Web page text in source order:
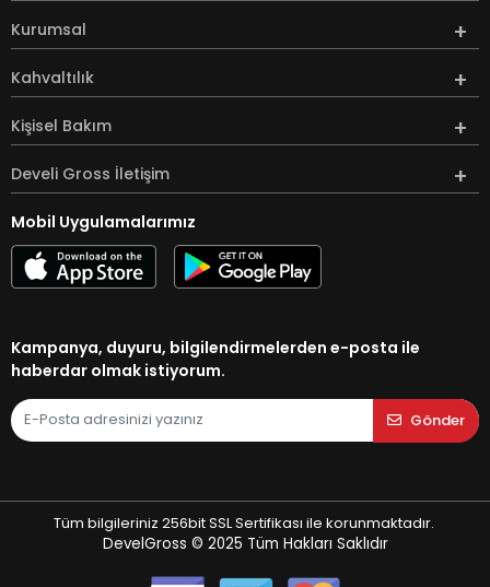
Kurumsal
Kahvaltılık
Kişisel Bakım
Develi Gross İletişim
Mobil Uygulamalarımız
Kampanya, duyuru, bilgilendirmelerden e-posta ile
haberdar olmak istiyorum.
Gönder
Tüm bilgileriniz 256bit SSL Sertifikası ile korunmaktadır.
DevelGross © 2025 Tüm Hakları Saklıdır